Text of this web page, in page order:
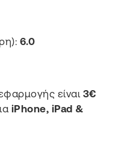
6.0
είναι3€
iPhone, iPad &